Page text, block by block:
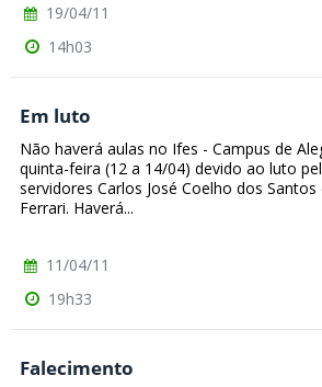
19/04/11
14h03
Em luto
Não haverá aulas no Ifes - Campus de
quinta-feira (12 a 14/04) devido ao luto
servidores Carlos José Coelho dos Santos
Ferrari. Haverá...
11/04/11
19h33
Falecimento